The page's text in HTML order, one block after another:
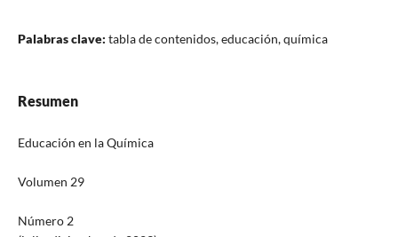
Palabras clave: tabla de contenidos, educación, química
Resumen
Educación en la Química
Volumen 29
Número 2